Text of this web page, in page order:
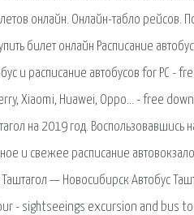
онлайн. Онлайн-табло рейсов.
билет онлайн Расписание
и расписание автобусов for PC -
Xiaomi, Huawei, Oppo… - free
на 2019 год.
и свежее расписание
— Новосибирск Автобус
- sightseeings excursion and bus